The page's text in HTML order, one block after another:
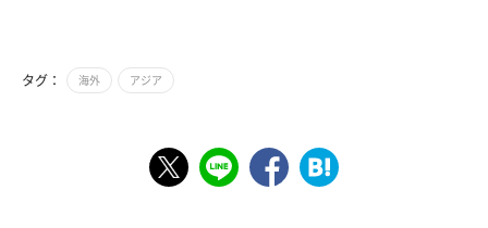
タグ： 海外 アジア